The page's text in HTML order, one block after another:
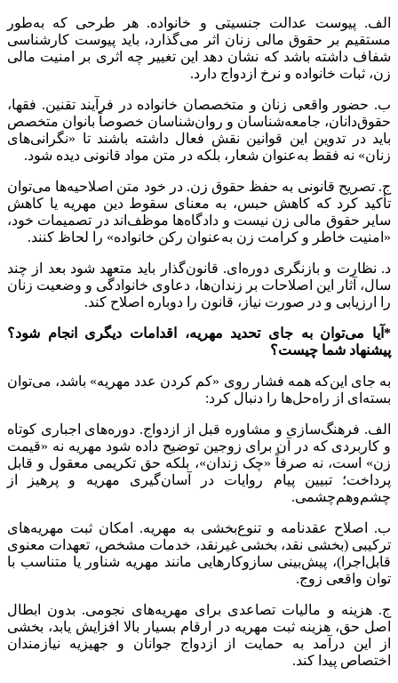
الف. پیوست عدالت جنسیتی و خانواده. هر طرحی که به‌طور
مستقیم بر حقوق مالی زنان اثر می‌گذارد، باید پیوست کارشناسی
شفاف داشته باشد که نشان دهد این تغییر چه اثری بر امنیت مالی
زن، ثبات خانواده و نرخ ازدواج دارد.
ب. حضور واقعی زنان و متخصصان خانواده در فرآیند تقنین. فقها،
حقوق‌دانان، جامعه‌شناسان و روان‌شناسان خصوصاً بانوان متخصص
باید در تدوین این قوانین نقش فعال داشته باشند تا «نگرانی‌های
زنان» نه فقط به‌عنوان شعار، بلکه در متن مواد قانونی دیده شود.
ج. تصریح قانونی به حفظ حقوق زن. در خود متن اصلاحیه‌ها می‌توان
تأکید کرد که کاهش حبس، به معنای سقوط دین مهریه یا کاهش
سایر حقوق مالی زن نیست و دادگاه‌ها موظف‌اند در تصمیمات خود،
«امنیت خاطر و کرامت زن به‌عنوان رکن خانواده» را لحاظ کنند.
د. نظارت و بازنگری دوره‌ای. قانون‌گذار باید متعهد شود بعد از چند
سال، آثار این اصلاحات بر زندان‌ها، دعاوی خانوادگی و وضعیت زنان
را ارزیابی و در صورت نیاز، قانون را دوباره اصلاح کند.
*آیا می‌توان به جای تحدید مهریه، اقدامات دیگری انجام شود؟
پیشنهاد شما چیست؟
به جای این‌که همه فشار روی «کم کردن عدد مهریه» باشد، می‌توان
بسته‌ای از راه‌حل‌ها را دنبال کرد:
الف. فرهنگ‌سازی و مشاوره قبل از ازدواج. دوره‌های اجباری کوتاه
و کاربردی که در آن برای زوجین توضیح داده شود مهریه نه «قیمت
زن» است، نه صرفاً «چک زندان»، بلکه حق تکریمی معقول و قابل
پرداخت؛ تبیین پیام روایات در آسان‌گیری مهریه و پرهیز از
چشم‌وهم‌چشمی.
ب. اصلاح عقدنامه و تنوع‌بخشی به مهریه. امکان ثبت مهریه‌های
ترکیبی (بخشی نقد، بخشی غیرنقد، خدمات مشخص، تعهدات معنوی
قابل‌اجرا)، پیش‌بینی سازوکارهایی مانند مهریه شناور یا متناسب با
توان واقعی زوج.
ج. هزینه و مالیات تصاعدی برای مهریه‌های نجومی. بدون ابطال
اصل حق، هزینه ثبت مهریه در ارقام بسیار بالا افزایش یابد، بخشی
از این درآمد به حمایت از ازدواج جوانان و جهیزیه نیازمندان
اختصاص پیدا کند.